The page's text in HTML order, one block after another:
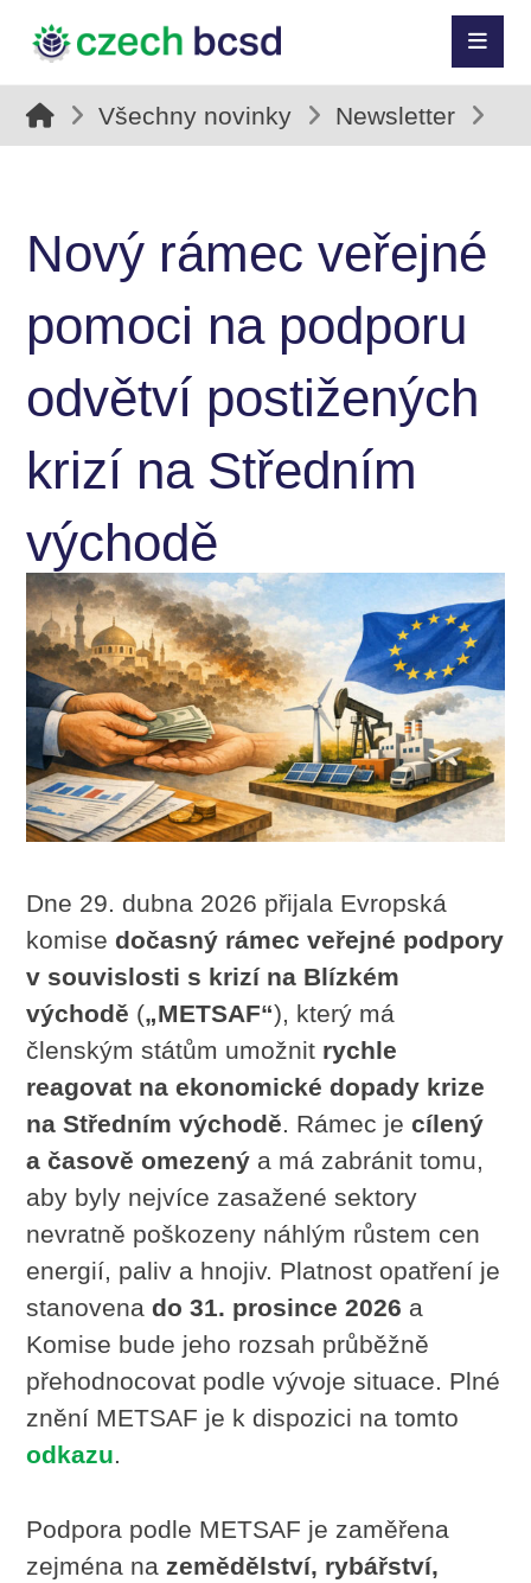
Všechny novinky Newsletter
Nový rámec veřejné
pomoci na podporu
odvětví postižených
krizí na Středním
východě
Dne 29. dubna 2026 přijala Evropská
komisedočasný rámec veřejné podpory
v souvislosti s krizí na Blízkém
východě („METSAF“), který má
členským státům umožnit rychle
reagovat na ekonomické dopady krize
na Středním východě. Rámec jecílený
a časově omezený a má zabránit tomu,
aby byly nejvíce zasažené sektory
nevratně poškozeny náhlým růstem cen
energií, paliv a hnojiv. Platnost opatření je
stanovenado 31. prosince 2026 a
Komise bude jeho rozsah průběžně
přehodnocovat podle vývoje situace. Plné
znění METSAF je k dispozici na tomto
odkazu.
Podpora podle METSAF je zaměřena
zejména nazemědělství, rybářství,